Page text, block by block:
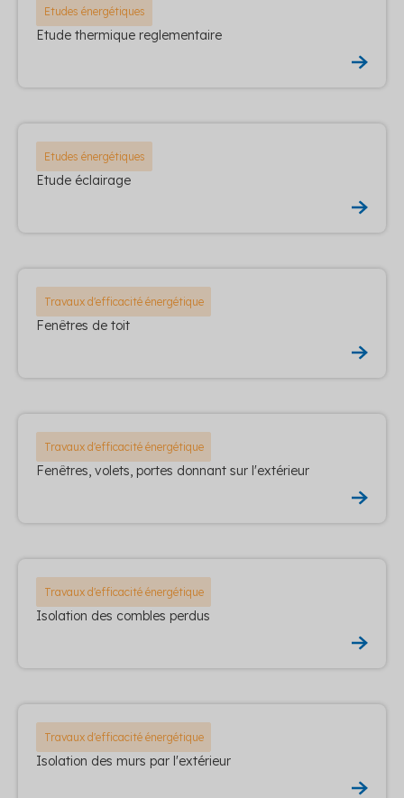
Etudes énergétiques
Etude thermique reglementaire
Etudes énergétiques
Etude éclairage
Travaux d'efficacité énergétique
Fenêtres de toit
Travaux d'efficacité énergétique
Fenêtres, volets, portes donnant sur l'extérieur
Travaux d'efficacité énergétique
Isolation des combles perdus
Travaux d'efficacité énergétique
Isolation des murs par l'extérieur